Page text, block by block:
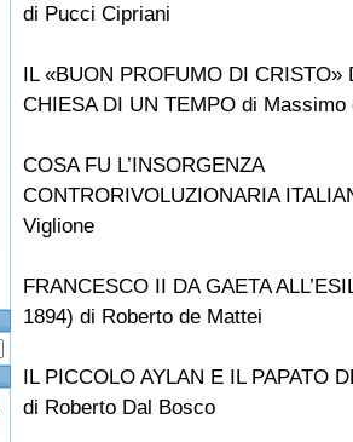
di Pucci Cipriani
IL «BUON PROFUMO DI CRISTO»
CHIESA DI UN TEMPO di Massimo
COSA FU L’INSORGENZA
CONTRORIVOLUZIONARIA
Viglione
FRANCESCO II DA GAETA
1894) di Roberto de Mattei
IL PICCOLO AYLAN E IL PAPATO
di Roberto Dal Bosco